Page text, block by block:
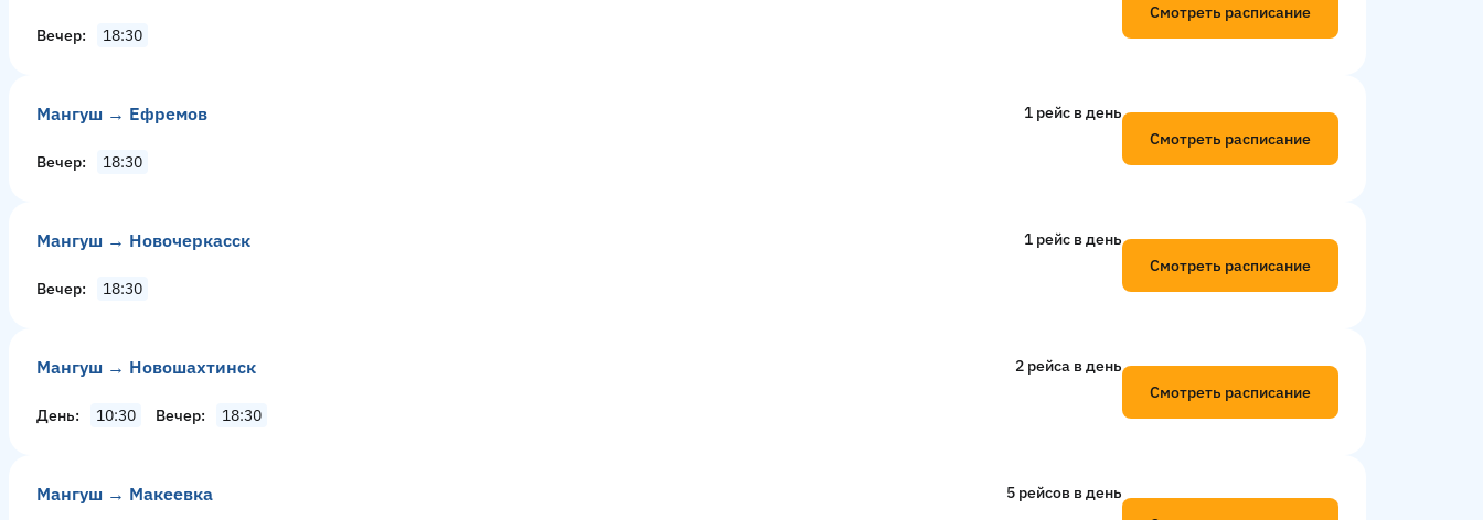
Вечер 18:30
Смотреть расписание
Мангуш → Ефремов 1 рейс в день
Вечер 18:30
Смотреть расписание
Мангуш → Новочеркасск 1 рейс в день
Вечер 18:30
Смотреть расписание
Мангуш → Новошахтинск 2 рейсa в день
День 10:30 Вечер 18:30
Смотреть расписание
Мангуш → Макеевка 5 рейсов в день